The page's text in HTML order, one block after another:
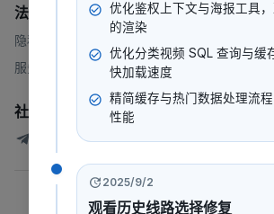
法律
隐私政策
服务条款
社群
247看测试讨论群
©2026 247看.版权所有
优化鉴权上下文与海报工具
的渲染
优化分类视频 SQL 查询与缓
快加载速度
精简缓存与热门数据处理流
性能
2025/9/2
观看历史线路选择修复